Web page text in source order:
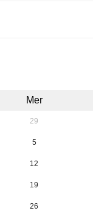
Mer
29
5
12
19
26